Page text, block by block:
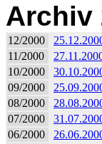
Archiv
12/2000
11/2000
10/2000
09/2000
08/2000
07/2000
06/2000